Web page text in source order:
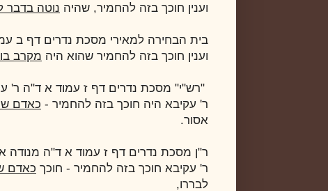
וענין חוכך בזה להחמיר, שהיה נוטה בדבר
בית הבחירה למאירי מסכת נדרים דף ב
וענין חוכך בזה להחמיר שהוא היה מקרב
"רש"י" מסכת נדרים דף ז עמוד א ד"ה ר'
ר' עקיבא היה חוכך בזה להחמיר - כאדם
אסור.
ר"ן מסכת נדרים דף ז עמוד א ד"ה מנודה
ר' עקיבא חוכך בזה להחמיר - חוכך כאדם
לבררו,